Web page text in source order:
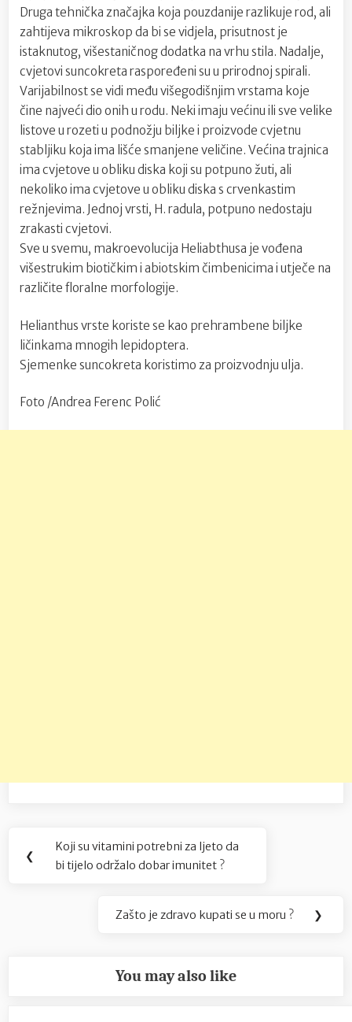
Druga tehnička značajka koja pouzdanije razlikuje rod, ali
zahtijeva mikroskop da bi se vidjela, prisutnost je
istaknutog, višestaničnog dodatka na vrhu stila. Nadalje,
cvjetovi suncokreta raspoređeni su u prirodnoj spirali.
Varijabilnost se vidi među višegodišnjim vrstama koje
čine najveći dio onih u rodu. Neki imaju većinu ili sve velike
listove u rozeti u podnožju biljke i proizvode cvjetnu
stabljiku koja ima lišće smanjene veličine. Većina trajnica
ima cvjetove u obliku diska koji su potpuno žuti, ali
nekoliko ima cvjetove u obliku diska s crvenkastim
režnjevima. Jednoj vrsti, H. radula, potpuno nedostaju
zrakasti cvjetovi.
Sve u svemu, makroevolucija Heliabthusa je vođena
višestrukim biotičkim i abiotskim čimbenicima i utječe na
različite floralne morfologije.
Helianthus vrste koriste se kao prehrambene biljke
ličinkama mnogih lepidoptera.
Sjemenke suncokreta koristimo za proizvodnju ulja.
Foto /Andrea Ferenc Polić
Navigacija
objava
❮
Previous
Post:
Koji su vitamini potrebni za ljeto da
bi tijelo održalo dobar imunitet ?
Next
Zašto je zdravo kupati se u moru ? ❯
You may also like